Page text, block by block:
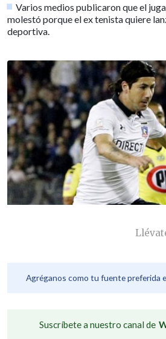
Varios medios publicaron que el
molestó porque el ex tenista quiere
deportiva.
Agréganos como tu fuente preferida
Suscríbete a nuestro canal de